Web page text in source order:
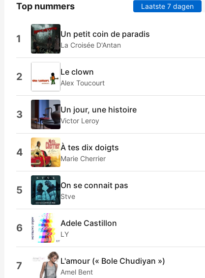
Top nummers Laatste 7 dagen
1 Un petit coin de paradis
La Croisée D'Antan
2 Le clown
Alex Toucourt
3 Un jour, une histoire
Victor Leroy
4 À tes dix doigts
Marie Cherrier
5 On se connait pas
Stve
6 Adele Castillon
LY
7 L'amour (« Bole Chudiyan »)
Amel Bent